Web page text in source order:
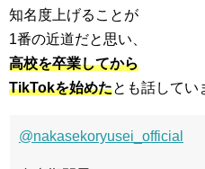
知名度上げることが
1番の近道だと思い、
高校を卒業してから
TikTokを始めたとも話してい
@nakasekoryusei_official